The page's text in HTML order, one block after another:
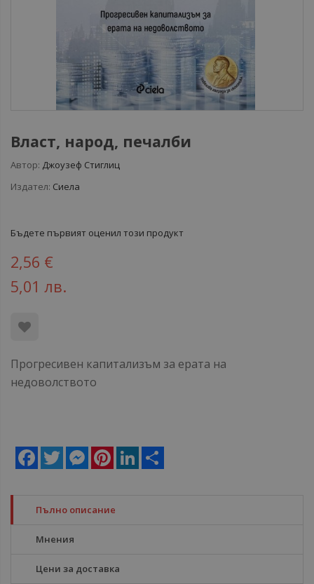
Власт, народ, печалби
Автор: Джоузеф Стиглиц
Издател: Сиела
Бъдете първият оценил този продукт
2,56 €
5,01 лв.
Прогресивен капитализъм за ерата на
недоволството
Facebook
Twitter MessengerPinterestLinkedIn
Пълно описание
Мнения
Цени за доставка